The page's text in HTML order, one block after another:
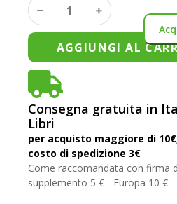
AGGIUNGI AL
Consegna gratuita in
Libri
per acquisto maggiore di
costo di spedizione 3€
Come raccomandata con firma
supplemento 5 € - Europa 10 €